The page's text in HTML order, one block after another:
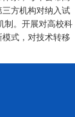
方机构对纳入试
制。开展对高校科
式，对技术转移